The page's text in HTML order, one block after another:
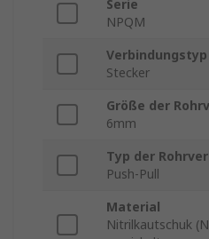
Serie
NPQM
Verbindungstyp
Stecker
Größe der
6mm
Typ der
Push-Pull
Material
Nitrilkautschuk